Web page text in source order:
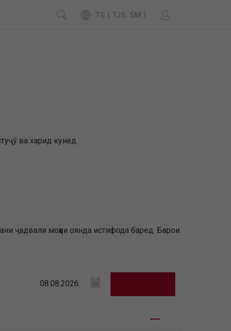
TG ( TJS, SM )
ва харид кунед.
ҷадвали моҳҳои оянда истифода баред. Барои